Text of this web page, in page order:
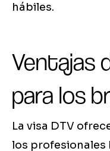
hábiles.
Ventajas
para los
La visa DTV
los profesionales